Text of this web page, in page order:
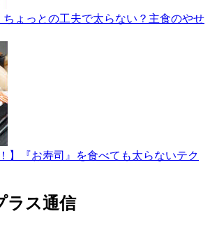
ちょっとの工夫で太らない？主食のやせ
】『お寿司』を食べても太らないテク
ラス通信